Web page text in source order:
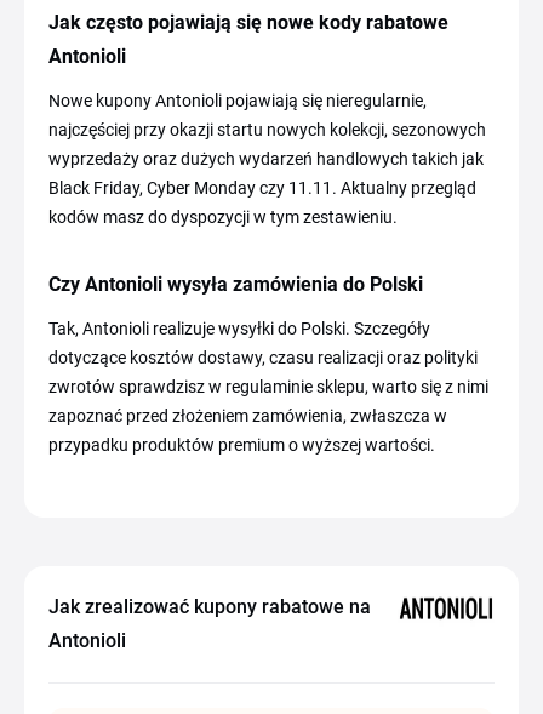
Jak często pojawiają się nowe kody rabatowe
Antonioli
Nowe kupony Antonioli pojawiają się nieregularnie,
najczęściej przy okazji startu nowych kolekcji, sezonowych
wyprzedaży oraz dużych wydarzeń handlowych takich jak
Black Friday, Cyber Monday czy 11.11. Aktualny przegląd
kodów masz do dyspozycji w tym zestawieniu.
Czy Antonioli wysyła zamówienia do Polski
Tak, Antonioli realizuje wysyłki do Polski. Szczegóły
dotyczące kosztów dostawy, czasu realizacji oraz polityki
zwrotów sprawdzisz w regulaminie sklepu, warto się z nimi
zapoznać przed złożeniem zamówienia, zwłaszcza w
przypadku produktów premium o wyższej wartości.
Jak zrealizować kupony rabatowe na
Antonioli